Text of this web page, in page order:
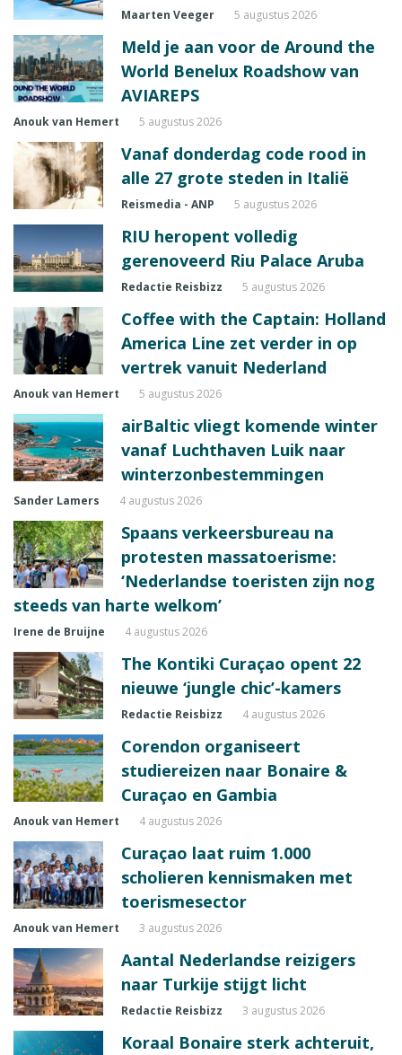
Maarten Veeger 5 augustus 2026
Meld je aan voor de Around the
World Benelux Roadshow van
AVIAREPS
Anouk van Hemert 5 augustus 2026
Vanaf donderdag code rood in
alle 27 grote steden in Italië
Reismedia - ANP 5 augustus 2026
RIU heropent volledig
gerenoveerd Riu Palace Aruba
Redactie Reisbizz 5 augustus 2026
Coffee with the Captain: Holland
America Line zet verder in op
vertrek vanuit Nederland
Anouk van Hemert 5 augustus 2026
airBaltic vliegt komende winter
vanaf Luchthaven Luik naar
winterzonbestemmingen
Sander Lamers 4 augustus 2026
Spaans verkeersbureau na
protesten massatoerisme:
‘Nederlandse toeristen zijn nog
steeds van harte welkom’
Irene de Bruijne 4 augustus 2026
The Kontiki Curaçao opent 22
nieuwe ‘jungle chic’-kamers
Redactie Reisbizz 4 augustus 2026
Corendon organiseert
studiereizen naar Bonaire &
Curaçao en Gambia
Anouk van Hemert 4 augustus 2026
Curaçao laat ruim 1.000
scholieren kennismaken met
toerismesector
Anouk van Hemert 3 augustus 2026
Aantal Nederlandse reizigers
naar Turkije stijgt licht
Redactie Reisbizz 3 augustus 2026
Koraal Bonaire sterk achteruit,